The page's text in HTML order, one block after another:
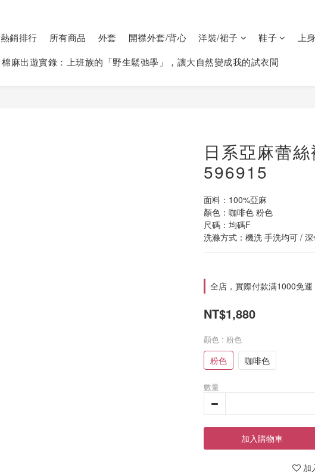
熱銷排行 所有商品 外套 開襟外套/背心 洋裝/裙子 鞋子 上
棉麻出遊實錄：上班族的「野生鬆弛學」，讓大自然變成我的試衣間
日系亞麻蕾
596915
面料：100%亞麻
顏色：咖啡色 粉色
尺碼：均碼F
洗滌方式：機洗 手洗均可 /
全店，實際付款满1000免運
NT$1,880
顏色 : 粉色
粉色 咖啡色
數量
加入購物車
加